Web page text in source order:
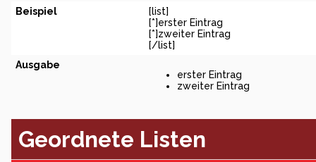
Beispiel
[list]
[*]erster Eintrag
[*]zweiter Eintrag
[/list]
Ausgabe
erster Eintrag
zweiter Eintrag
Geordnete Listen